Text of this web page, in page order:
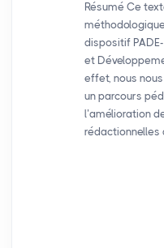
Résumé Ce
dispositif
et
effet, nous
un parcours
l’amélioration
rédactionnelles